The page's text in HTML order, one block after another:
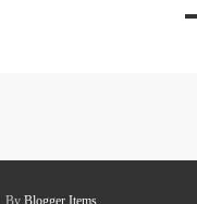
. By Blogger Items